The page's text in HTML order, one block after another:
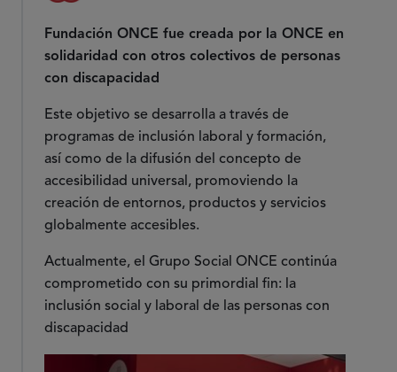
Fundación ONCE fue creada por la ONCE en
solidaridad con otros colectivos de personas
con discapacidad
Este objetivo se desarrolla a través de
programas de inclusión laboral y formación,
así como de la difusión del concepto de
accesibilidad universal, promoviendo la
creación de entornos, productos y servicios
globalmente accesibles.
Actualmente, el Grupo Social ONCE continúa
comprometido con su primordial fin: la
inclusión social y laboral de las personas con
discapacidad